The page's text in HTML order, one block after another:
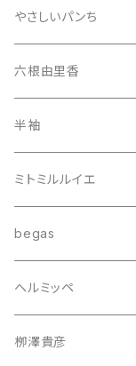
やさしいパンち
六根由里香
半袖
ミトミルルイエ
begas
ヘルミッペ
栁澤貴彦